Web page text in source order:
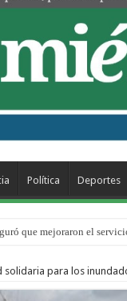
Política Deportes
que mejoraron el
los ultraprocesados en las
solidaria para los